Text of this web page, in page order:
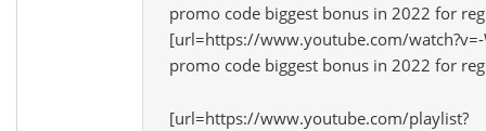
promo code biggest bonus in 2022 for
[url=https://www.youtube.com/
promo code biggest bonus in 2022 for
[url=https://www.youtube.com/playlist?